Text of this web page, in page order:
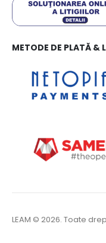
METODE DE PLATĂ &
LEAM © 2026. Toate